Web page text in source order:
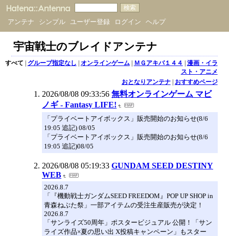
アンテナ シンプル ユーザー登録 ログイン ヘルプ
宇宙戦士のブレイドアンテナ
すべて | グループ指定なし | オンラインゲーム| ＭＧアキバ１４４ | 漫画・イラ
スト・アニメ
おとなりアンテナ| おすすめページ
2026/08/08 09:33:56 無料オンラインゲーム マビ
ノギ - Fantasy LIFE!
「プライベートアイボックス」販売開始のお知らせ(8/6
19:05 追記) 08/05
「プライベートアイボックス」販売開始のお知らせ(8/6
19:05 追記)08/05
2026/08/08 05:19:33 GUNDAM SEED DESTINY
WEB
2026.8.7
「『機動戦士ガンダムSEED FREEDOM』POP UP SHOP in
青森ねぶた祭」一部アイテムの受注生産販売が決定！
2026.8.7
「サンライズ50周年」ポスタービジュアル 公開！「サン
ライズ作品×夏の思い出 X投稿キャンペーン」もスター